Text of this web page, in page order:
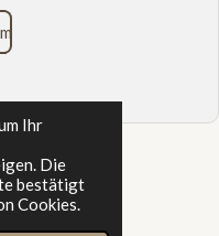
Ihr
Die
bestätigt
Cookies.